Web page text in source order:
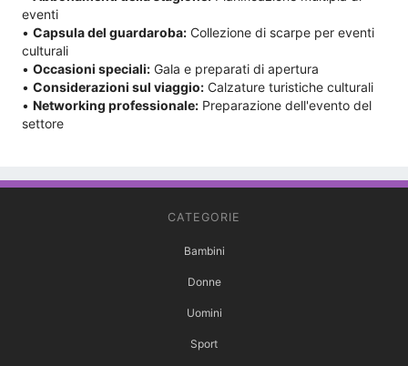
eventi
• Capsula del guardaroba: Collezione di scarpe per eventi
culturali
• Occasioni speciali: Gala e preparati di apertura
• Considerazioni sul viaggio: Calzature turistiche culturali
• Networking professionale: Preparazione dell'evento del
settore
CATEGORIE
Bambini
Donne
Uomini
Sport